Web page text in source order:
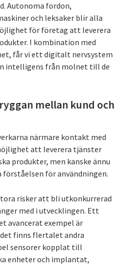
Autonoma fordon,
och leksaker blir alla
för företag att leverera
I kombination med
får vi ett digitalt nervsystem
intelligens från molnet till de
mellan kund och
närmare kontakt med
att leverera tjänster
produkter, men kanske ännu
för användningen.
risker att bli utkonkurrerad
med i utvecklingen. Ett
avancerat exempel är
finns flertalet andra
sensorer kopplat till
enheter och implantat,